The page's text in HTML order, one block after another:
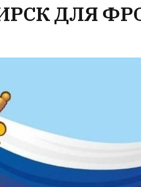
ДЛЯ